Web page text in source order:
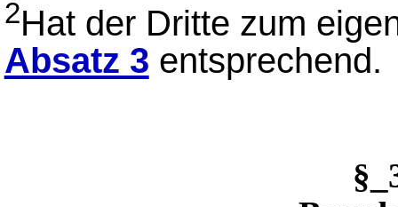
2Hat der Dritte zum
Absatz 3 entsprechend.